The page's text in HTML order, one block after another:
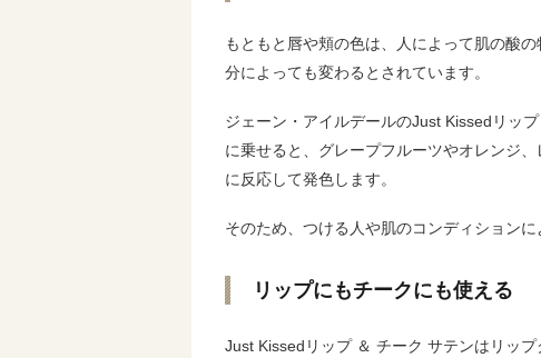
もともと唇や頬の色は、人によって肌の酸
分によっても変わるとされています。
ジェーン・アイルデールのJust Kissedリッ
に乗せると、グレープフルーツやオレンジ
に反応して発色します。
そのため、つける人や肌のコンディション
リップにもチークにも使える
Just Kissedリップ ＆ チーク サテンはリッ